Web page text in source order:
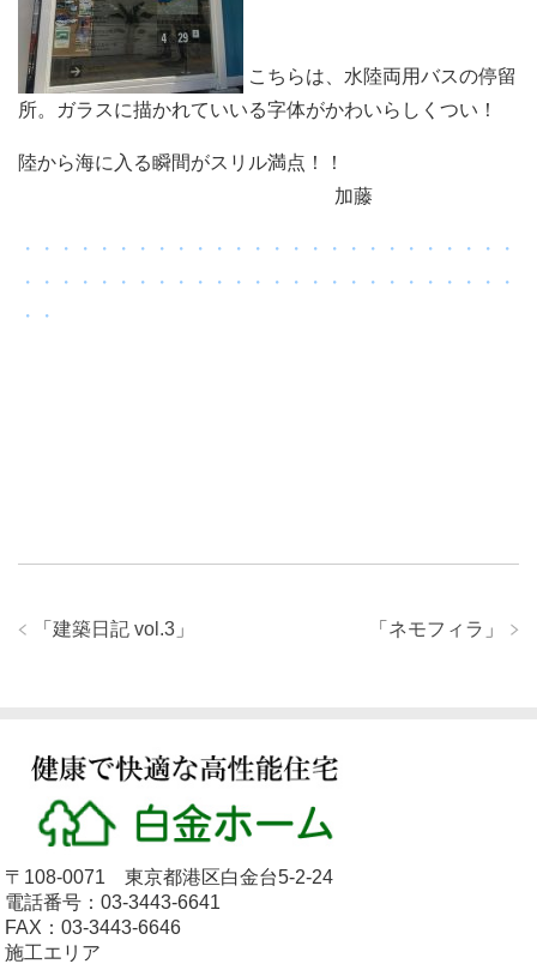
こちらは、水陸両用バスの停留
所。ガラスに描かれていいる字体がかわいらしくつい！
陸から海に入る瞬間がスリル満点！！
加藤
・・・・・・・・・・・・・・・・・・・・・・・・・・
・・・・・・・・・・・・・・・・・・・・・・・・・・
・・
「 ネモフィラ 」
「 建築日記 vol.3 」
〒108-0071 東京都港区白金台5-2-24
電話番号：03-3443-6641
FAX：03-3443-6646
施工エリア